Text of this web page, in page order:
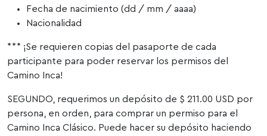
Fecha de nacimiento (dd / mm / aaaa)
Nacionalidad
*** ¡Se requieren copias del pasaporte de cada
participante para poder reservar los permisos del
Camino Inca!
SEGUNDO, requerimos un depósito de $ 211.00 USD por
persona, en orden, para comprar un permiso para el
Camino Inca Clásico. Puede hacer su depósito haciendo